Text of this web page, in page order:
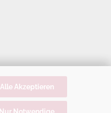
Alle Akzeptieren